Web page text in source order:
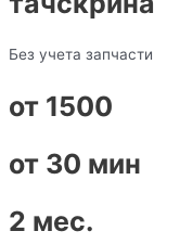
Без учета запчасти
от 1500
от 30 мин
2 мес.